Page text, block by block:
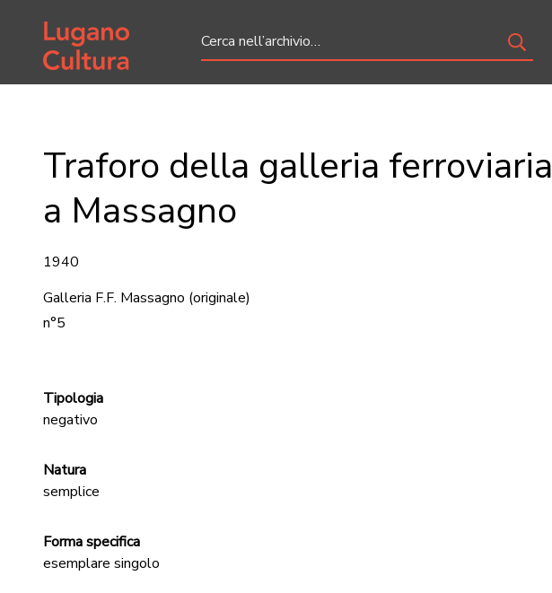
Home page
Traforo della galleria ferroviaria
a Massagno
1940
Galleria F.F. Massagno (originale)
n°5
Tipologia
negativo
Natura
semplice
Forma specifica
esemplare singolo